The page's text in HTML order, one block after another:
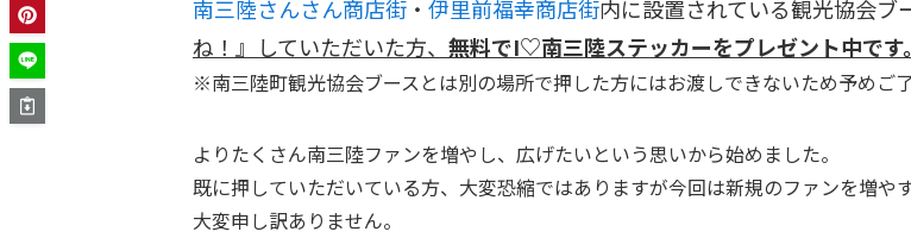
南三陸さんさん商店街 ・ 伊里前福幸商店街内に設置されている観光協会ブ
ね！』していただいた方、 無料でI♡南三陸ステッカーをプレゼント中です。
※南三陸町観光協会ブースとは別の場所で押した方にはお渡しできないため予めご了
よりたくさん南三陸ファンを増やし、広げたいという思いから始めました。
既に押していただいている方、大変恐縮ではありますが今回は新規のファンを増や
大変申し訳ありません。